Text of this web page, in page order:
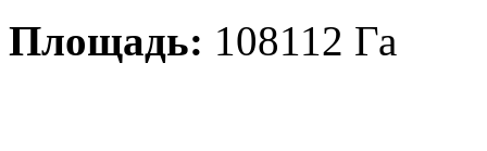
Площадь: 108112 Га